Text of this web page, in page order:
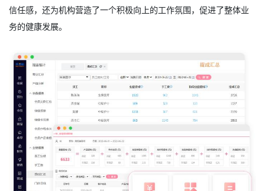
信任感，还为机构营造了一个积极向上的工作氛围，促进了整体业
务的健康发展。